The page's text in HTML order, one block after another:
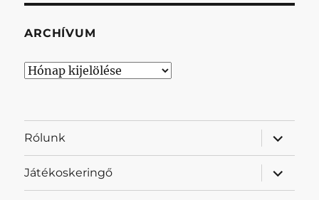
ARCHÍVUM
Archívum
Rólunk
almenü
Játékoskeringő
almenü